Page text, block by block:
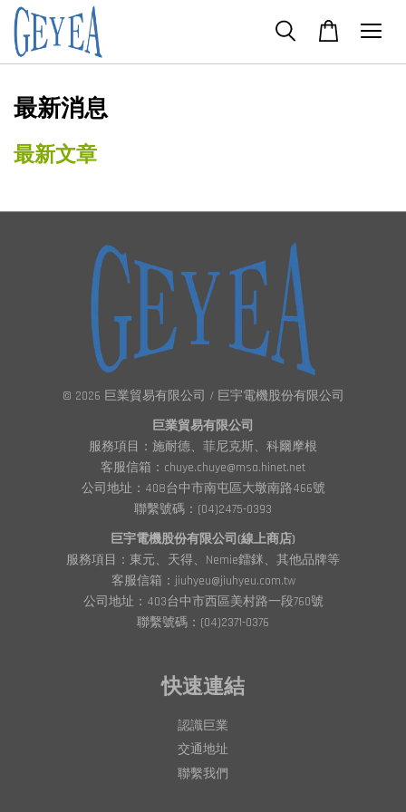
最新消息
最新文章
© 2026 巨業貿易有限公司 / 巨宇電機股份有限公司
巨業貿易有限公司
服務項目：施耐德、菲尼克斯、科爾摩根
客服信箱：chuye.chuye@msa.hinet.net
公司地址：408台中市南屯區大墩南路466號
聯繫號碼：(04)2475-0393
巨宇電機股份有限公司(線上商店)
服務項目：東元、天得、Nemie鐳銤、其他品牌等
客服信箱：jiuhyeu@jiuhyeu.com.tw
公司地址：403台中市西區美村路一段760號
聯繫號碼：(04)2371-0376
快速連結
認識巨業
交通地址
聯繫我們